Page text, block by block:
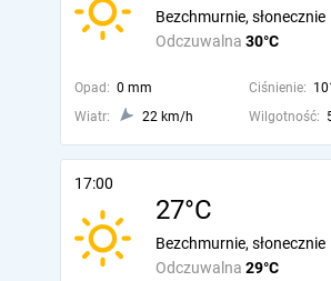
Odczuwalna 30°C
Bezchmurnie, słonecznie
Opad: 0 mm Ciśnienie:
Wiatr:
22 km/h Wilgotność:
17:00
27°C
Odczuwalna 29°C
Bezchmurnie, słonecznie